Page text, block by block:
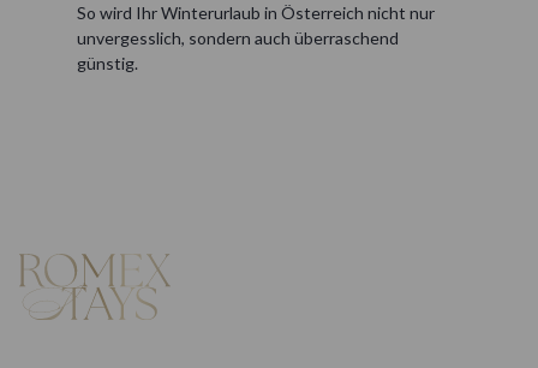
So wird Ihr Winterurlaub in Österreich nicht nur
unvergesslich, sondern auch überraschend
günstig.